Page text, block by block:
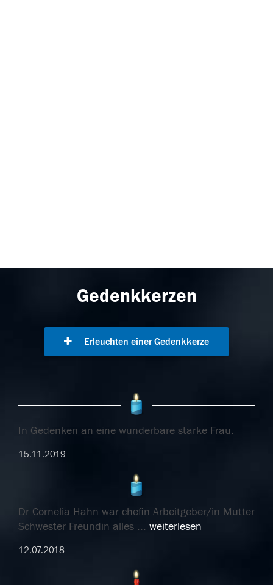
Gedenkkerzen
Erleuchten einer Gedenkkerze
In Gedenken an eine wunderbare starke Frau.
15.11.2019
Dr Cornelia Hahn war chefin Arbeitgeber/in Mutter
Schwester Freundin alles ... weiterlesen
12.07.2018